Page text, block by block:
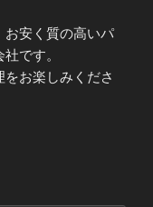
お安く質の高いパ
です。
お楽しみくださ